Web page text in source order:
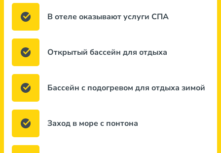
В отеле оказывают услуги СПА
Открытый бассейн для отдыха
Бассейн с подогревом для отдыха зимой
Заход в море с понтона